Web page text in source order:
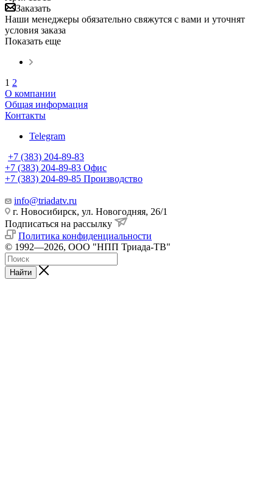
Заказать
Наши менеджеры обязательно свяжутся с вами и уточнят
условия заказа
Показать еще
1 2
О компании
Общая информация
Контакты
Telegram
+7 (383) 204-89-83
+7 (383) 204-89-83 Офис
+7 (383) 204-89-85 Производство
info@triadatv.ru
г. Новосибирск, ул. Новогодняя, 26/1
Подписаться на рассылку
Политика конфиденциальности
© 1992—2026, ООО "НПП Триада-ТВ"
Найти